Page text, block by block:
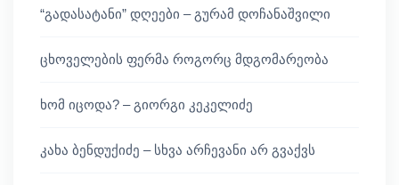
“გადასატანი” დღეები – გურამ დოჩანაშვილი
ცხოველების ფერმა როგორც მდგომარეობა
ხომ იცოდა? – გიორგი კეკელიძე
კახა ბენდუქიძე – სხვა არჩევანი არ გვაქვს